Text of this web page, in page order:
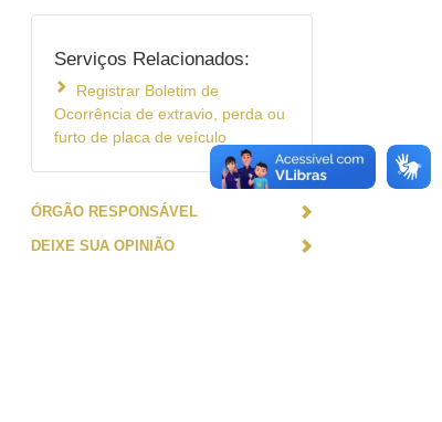
Serviços Relacionados:
Registrar Boletim de
Ocorrência de extravio, perda ou
furto de placa de veículo
ÓRGÃO RESPONSÁVEL
DEIXE SUA OPINIÃO